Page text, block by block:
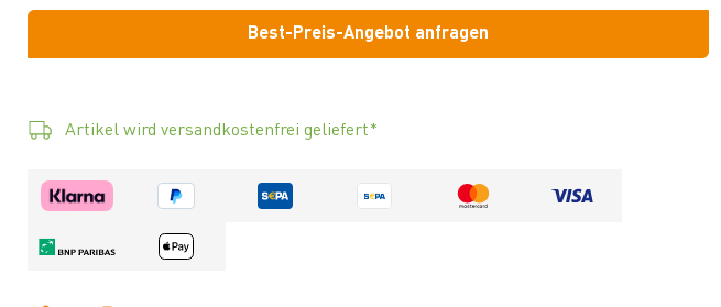
Best-Preis-Angebot anfragen
Artikel wird versandkostenfrei geliefert*